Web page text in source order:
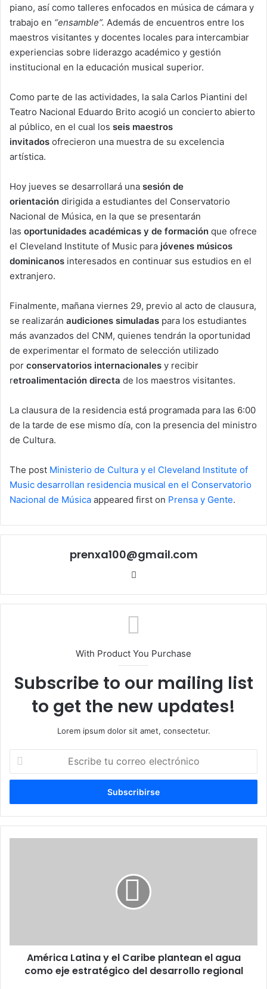
piano, así como talleres enfocados en música de cámara y
trabajo en “ensamble”. Además de encuentros entre los
maestros visitantes y docentes locales para intercambiar
experiencias sobre liderazgo académico y gestión
institucional en la educación musical superior.
Como parte de las actividades, la sala Carlos Piantini del
Teatro Nacional Eduardo Brito acogió un concierto abierto
al público, en el cual los seis maestros
invitados ofrecieron una muestra de su excelencia
artística.
Hoy jueves se desarrollará una sesión de
orientación dirigida a estudiantes del Conservatorio
Nacional de Música, en la que se presentarán
las oportunidades académicas y de formación que ofrece
el Cleveland Institute of Music para jóvenes músicos
dominicanos interesados en continuar sus estudios en el
extranjero.
Finalmente, mañana viernes 29, previo al acto de clausura,
se realizarán audiciones simuladas para los estudiantes
más avanzados del CNM, quienes tendrán la oportunidad
de experimentar el formato de selección utilizado
por conservatorios internacionales y recibir
retroalimentación directa de los maestros visitantes.
La clausura de la residencia está programada para las 6:00
de la tarde de ese mismo día, con la presencia del ministro
de Cultura.
The post Ministerio de Cultura y el Cleveland Institute of
Music desarrollan residencia musical en el Conservatorio
Nacional de Música appeared first on Prensa y Gente.
prenxa100@gmail.com
With Product You Purchase
Subscribe to our mailing list
to get the new updates!
Lorem ipsum dolor sit amet, consectetur.
correo
como
estratégico
América Latina y el Caribe plantean el agua
como eje estratégico del desarrollo regional